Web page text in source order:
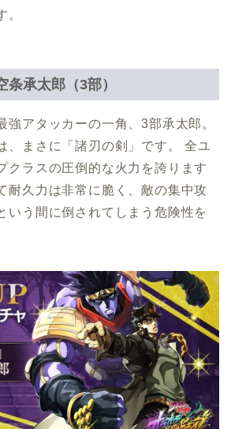
。
承太郎（3部）
強アタッカーの一角、3部承太郎。
、まさに「諸刃の剣」です。 全ユ
クラスの圧倒的な火力を誇ります
耐久力は非常に脆く、敵の集中攻
いう間に倒されてしまう危険性を